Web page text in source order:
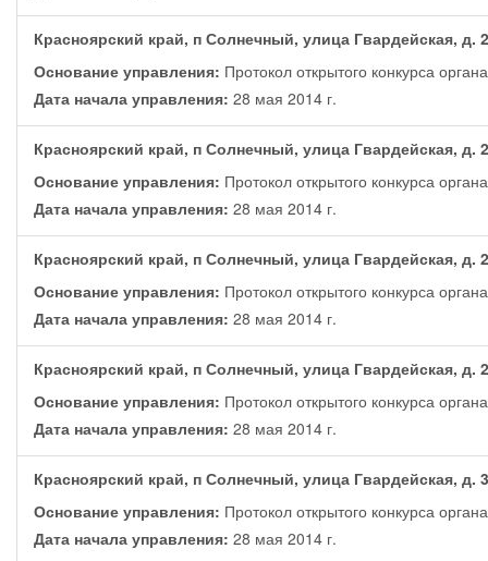
Красноярский край, п Солнечный, улица Гвардейская, д.
Основание управления: Протокол открытого конкурса
Дата начала управления: 28 мая 2014 г.
Красноярский край, п Солнечный, улица Гвардейская, д.
Основание управления: Протокол открытого конкурса
Дата начала управления: 28 мая 2014 г.
Красноярский край, п Солнечный, улица Гвардейская, д.
Основание управления: Протокол открытого конкурса
Дата начала управления: 28 мая 2014 г.
Красноярский край, п Солнечный, улица Гвардейская, д.
Основание управления: Протокол открытого конкурса
Дата начала управления: 28 мая 2014 г.
Красноярский край, п Солнечный, улица Гвардейская, д.
Основание управления: Протокол открытого конкурса
Дата начала управления: 28 мая 2014 г.